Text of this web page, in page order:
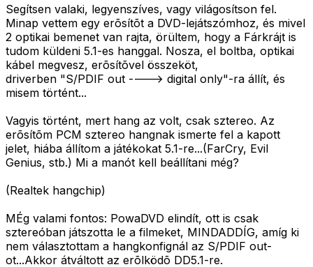
Segítsen valaki, legyenszíves, vagy világosítson fel.
Minap vettem egy erõsítõt a DVD-lejátszómhoz, és mivel
2 optikai bemenet van rajta, örültem, hogy a Fárkrájt is
tudom küldeni 5.1-es hanggal. Nosza, el boltba, optikai
kábel megvesz, erõsítõvel összeköt,
driverben "S/PDIF out ----> digital only"-ra állít, és
misem történt...
Vagyis történt, mert hang az volt, csak sztereo. Az
erõsítõm PCM sztereo hangnak ismerte fel a kapott
jelet, hiába állítom a játékokat 5.1-re...(FarCry, Evil
Genius, stb.) Mi a manót kell beállítani még?
(Realtek hangchip)
MÉg valami fontos: PowaDVD elindít, ott is csak
sztereóban játszotta le a filmeket, MINDADDÍG, amíg ki
nem választottam a hangkonfignál az S/PDIF out-
ot...Akkor átváltott az erõlködõ DD5.1-re.